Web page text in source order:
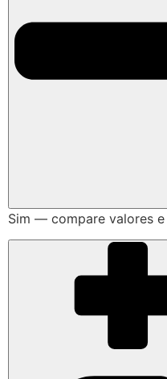
Sim — compare valores